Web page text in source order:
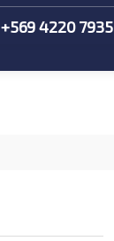
+569 4220 7935